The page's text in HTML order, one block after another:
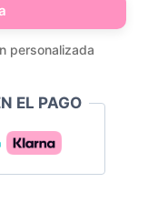
personalizada
EL PAGO